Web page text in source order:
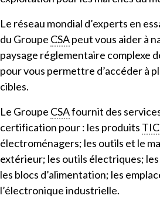
Le réseau mondial d’experts en
du Groupe CSApeut vous aider à
paysage réglementaire complexe
pour vous permettre d’accéder à
cibles.
Le Groupe CSAfournit des
certification pour : les produits TIC
électroménagers; les outils et le
extérieur; les outils électriques;
les blocs d’alimentation; les
l’électronique industrielle.